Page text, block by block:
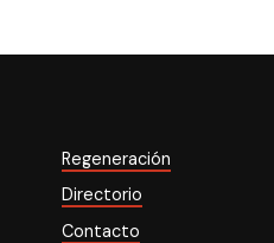
Regeneración
Directorio
Contacto